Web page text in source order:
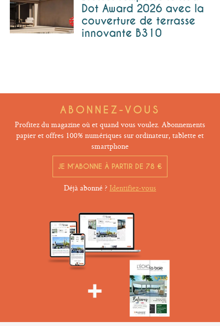
Dot Award 2026 avec la
couverture de terrasse
innovante B310
ABONNEZ-VOUS
Profitez du magazine où et quand vous voulez. Abonnements
papier et offres 100% numériques sur ordinateur, tablette et
smartphone
JE M’ABONNE À PARTIR DE 78 €
Déjà abonné ? Identifiez-vous